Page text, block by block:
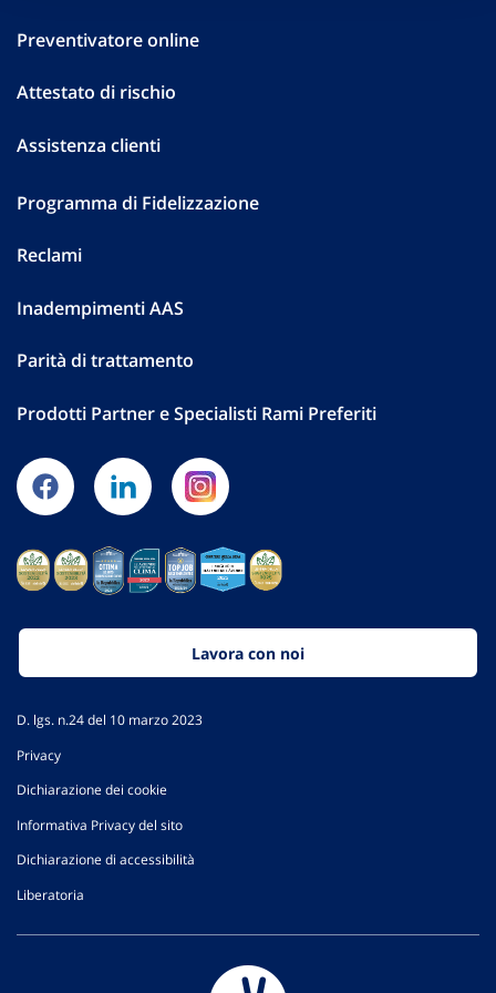
Preventivatore online
Attestato di rischio
Assistenza clienti
Programma di Fidelizzazione
Reclami
Inadempimenti AAS
Parità di trattamento
Prodotti Partner e Specialisti Rami Preferiti
Lavora con noi
D. lgs. n.24 del 10 marzo 2023
Privacy
Dichiarazione dei cookie
Informativa Privacy del sito
Dichiarazione di accessibilità
Liberatoria